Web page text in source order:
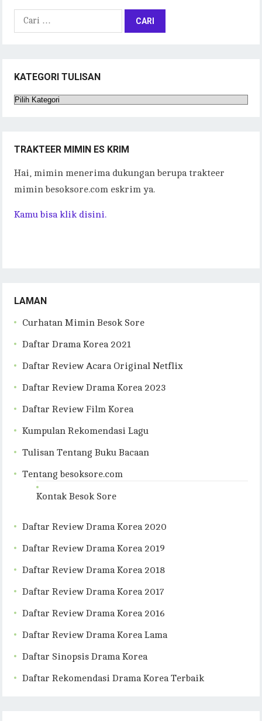
Cari
KATEGORI TULISAN
Kategori
TRAKTEER MIMIN ES KRIM
Hai, mimin menerima dukungan berupa trakteer
mimin besoksore.com eskrim ya.
Kamu bisa klik disini.
LAMAN
Curhatan Mimin Besok Sore
Daftar Drama Korea 2021
Daftar Review Acara Original Netflix
Daftar Review Drama Korea 2023
Daftar Review Film Korea
Kumpulan Rekomendasi Lagu
Tulisan Tentang Buku Bacaan
Tentang besoksore.com
Kontak Besok Sore
Daftar Review Drama Korea 2020
Daftar Review Drama Korea 2019
Daftar Review Drama Korea 2018
Daftar Review Drama Korea 2017
Daftar Review Drama Korea 2016
Daftar Review Drama Korea Lama
Daftar Sinopsis Drama Korea
Daftar Rekomendasi Drama Korea Terbaik